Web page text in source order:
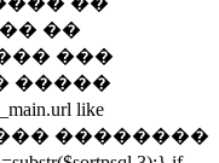
��
���
�����
like
} // ���� ��������